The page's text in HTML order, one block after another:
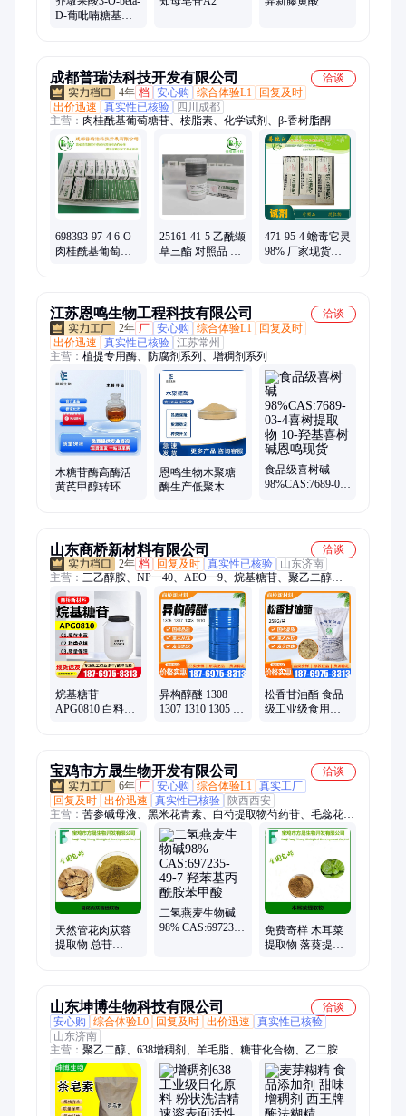
D-葡吡喃糖基
成都普瑞法科技开发有限公司
洽谈
4年 档 安心购 综合体验L1
回复及时
出价迅速
真实性已核验
四川成都
主营： 肉桂酰基葡萄糖苷、桉脂素、化学试剂、β-香树脂酮
698393-97-4 6-O-
肉桂酰基葡萄糖
25161-41-5 乙酰缬
草三酯 对照品 标
471-95-4 蟾毒它灵
98% 厂家现货
江苏恩鸣生物工程科技有限公司
洽谈
2年 厂 安心购 综合体验L1
回复及时
出价迅速
真实性已核验 江苏常州
主营： 植提专用酶、防腐剂系列、增稠剂系列
木糖苷酶高酶活
黄芪甲醇转环黄
恩鸣生物木聚糖
酶生产低聚木糖
食品级喜树碱
98%CAS:7689-03-
山东商桥新材料有限公司
洽谈
2年 档 回复及时 真实性已核验
山东济南
主营： 三乙醇胺、NP一40、AEO一9、烷基糖苷、聚乙二醇
PEG600、十二烷基苯磺酸、十二烷基苯磺酸钠、脂肪醇聚氧乙
烯醚硫酸、6501、异构十醇聚氧乙烯醚、异构十三醇聚氧乙烯
醚、二乙醇单异丙醇胺、十二烷基硫酸钠K12、α烯基磺酸钠
AOS、椰油酰胺丙基甜菜碱、十二烷基甜菜碱、十二烷基二甲基
氧化胺、LAO一30
烷基糖苷
APG0810 白料去
异构醇醚 1308
1307 1310 1305 异
松香甘油酯 食品
级工业级食用香
宝鸡市方晟生物开发有限公司
洽谈
6年 厂 安心购 综合体验L1
真实工厂
回复及时 出价迅速 真实性已核验 陕西西安
主营： 苦参碱母液、黑米花青素、白芍提取物芍药苷、毛蕊花糖
苷、苦参提取物、枸杞提取物、侧柏叶提取物
天然管花肉苁蓉
提取物 总苷
二氢燕麦生物碱
98% CAS:697235-
免费寄样 木耳菜
提取物 落葵提取
山东坤博生物科技有限公司
洽谈
安心购
综合体验L0 回复及时 出价迅速
真实性已核验
山东济南
主营： 聚乙二醇、638增稠剂、羊毛脂、糖苷化合物、乙二胺四
乙酸二钠、乙二胺四乙酸四钠、酒精、甲醇、福美钠、聚丙烯酸
钠、清洗剂、二甲基亚砜、次氯酸钠、聚异丁烯、卡松、顺酐、
香精